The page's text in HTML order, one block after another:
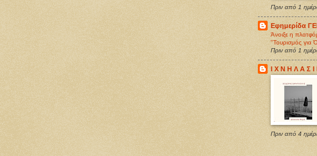
Πριν από 1
Εφημερίδα
Άνοιξε η
"Τουρισμός για
Πριν από 1
Ι Χ Ν Η Λ Α Σ Ι
Πριν από 4